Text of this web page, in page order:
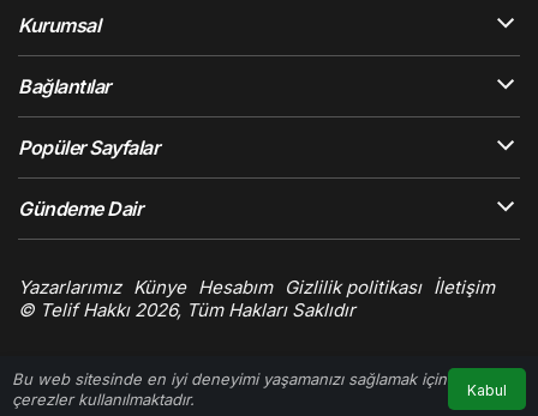
Bu web sitesinde en iyi deneyimi yaşamanızı sağlamak için
çerezler kullanılmaktadır.
Kabul
Kurumsal
Bağlantılar
Popüler Sayfalar
Gündeme Dair
Yazarlarımız Künye Hesabım Gizlilik politikası İletişim
© Telif Hakkı 2026, Tüm Hakları Saklıdır
Anasayfa Hesabım